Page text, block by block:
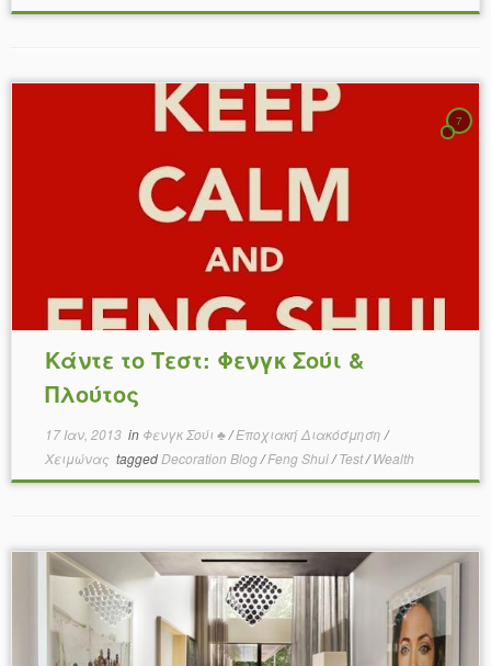
7
Κάντε το Τεστ: Φενγκ Σούι &
Πλούτος
17 Ιαν, 2013in Φενγκ Σούι ♣/Εποχιακή Διακόσμηση /
Χειμώνας tagged Decoration Blog/Feng Shui/Test/Wealth